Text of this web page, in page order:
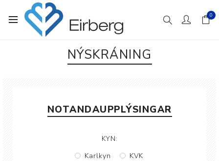
0
NÝSKRÁNING
NOTANDAUPPLÝSINGAR
KYN:
Karlkyn
KVK